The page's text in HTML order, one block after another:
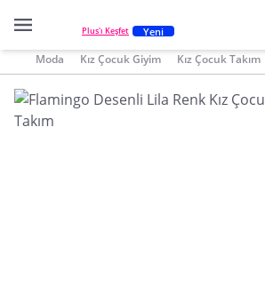
Plus'ı Keşfet Yeni
Moda Kız Çocuk Giyim Kız Çocuk Takım